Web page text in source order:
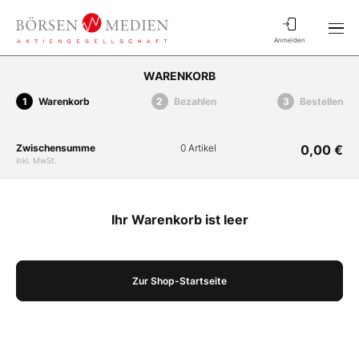
Anmelden
WARENKORB
Warenkorb Bezahlen Bestellen
Zwischensumme
inkl. MwSt.
0 Artikel 0,00 €
Ihr Warenkorb ist leer
Zur Shop-Startseite